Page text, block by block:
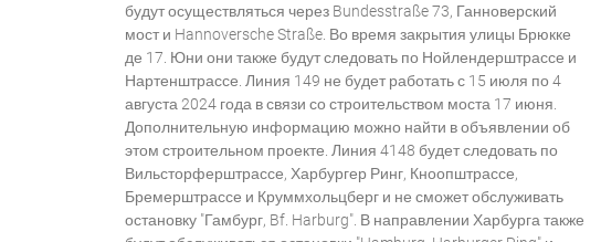
будут осуществляться через Bundesstraße 73, Ганноверский
мост и Hannoversche Straße. Во время закрытия улицы Брюкке
де 17. Юни они также будут следовать по Нойлендерштрассе и
Нартенштрассе. Линия 149 не будет работать с 15 июля по 4
августа 2024 года в связи со строительством моста 17 июня.
Дополнительную информацию можно найти в объявлении об
этом строительном проекте. Линия 4148 будет следовать по
Вильсторферштрассе, Харбургер Ринг, Кноопштрассе,
Бремерштрассе и Круммхольцберг и не сможет обслуживать
остановку "Гамбург, Bf. Harburg". В направлении Харбурга также